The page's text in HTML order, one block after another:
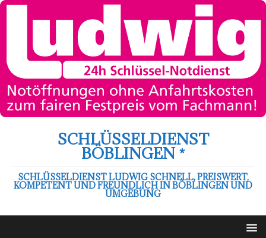
SCHLÜSSELDIENST
BÖBLINGEN *
SCHLÜSSELDIENST LUDWIG SCHNELL, PREISWERT,
KOMPETENT UND FREUNDLICH IN BÖBLINGEN UND
UMGEBUNG